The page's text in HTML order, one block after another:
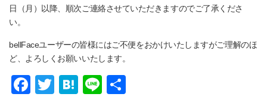
日（月）以降、順次ご連絡させていただきますのでご了承くださ
い。
bellFaceユーザーの皆様にはご不便をおかけいたしますがご理解のほ
ど、よろしくお願いいたします。
F
T
H
Li